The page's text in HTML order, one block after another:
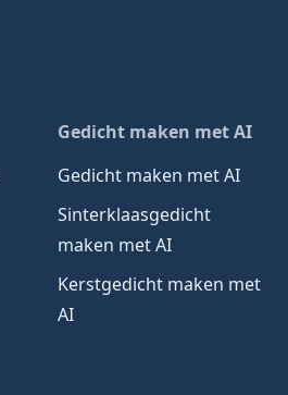
Gedicht maken met AI
Gedicht maken met AI
Sinterklaasgedicht
maken met AI
Kerstgedicht maken met
AI